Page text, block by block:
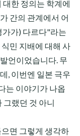
대한 정의는 학계에
간의 관계에서 어
가가) 다르다"라는
민 지배에 대해 사
언이었습니다. 무
, 이번엔 일본 극우
는 이야기가 나옵
그랬던 것 아니
면 그렇게 생각하